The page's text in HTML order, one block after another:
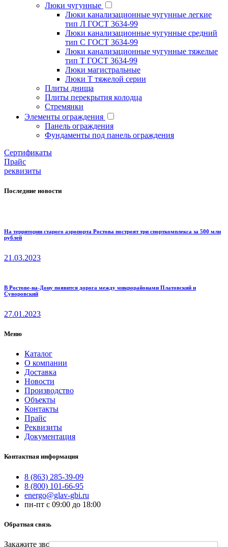
Люки чугунные
Люки канализационные чугунные легкие
тип Л ГОСТ 3634-99
Люки канализационные чугунные средний
тип С ГОСТ 3634-99
Люки канализационные чугунные тяжелые
тип Т ГОСТ 3634-99
Люки магистральные
Люки Т тяжелой серии
Плиты днища
Плиты перекрытия колодца
Стремянки
Элементы ограждения
Панель ограждения
Фундаменты под панель ограждения
Cертификаты
Прайс
реквизиты
Последние новости
На территории старого аэропорта Ростова построят три спорткомплекса за 500 млн
рублей
21.03.2023
В Ростове-на-Дону появится дорога между микрорайонами Платовский и
Суворовский
27.01.2023
Меню
Каталог
О компании
Доставка
Новости
Производство
Объекты
Контакты
Прайс
Реквизиты
Документация
Контактная информация
8 (863) 285-39-09
8 (800) 101-66-95
energo@glav-gbi.ru
пн-пт с 09:00 до 18:00
Обратная связь
Закажите звонок и наш специалист свяжется с вами